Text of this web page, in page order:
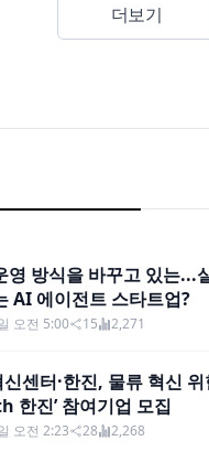
더보기
영 방식을 바꾸고 있는...
AI 에이전트 스타트업?
오전 5:00 15 2,271
센터·한진, 물류 혁신 위
한진’ 참여기업 모집
오전 2:23 28 2,268